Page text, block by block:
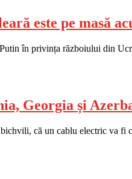
este pe masă
în privința războiului din
Georgia și
că un cablu electric va